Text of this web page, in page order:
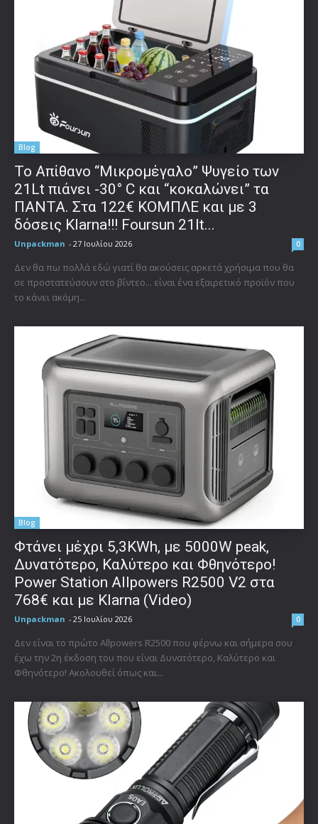
Blog
Το Απίθανο “Μικρομέγαλο” Ψυγείο των
21Lt πιάνει -30° C και “κοκαλώνει” τα
ΠΑΝΤΑ. Στα 122€ ΚΟΜΠΛΕ και με 3
δόσεις Klarna!!! Foursun 21lt...
Unpackman - 27 Ιουλίου 2026 0
Δεν θα πω πολλά εδώ γιατί θα ακούσεις αρκετά χρήσιμα που θα
σε προστατεύσουν στο βίντεο... είναι ένα εξαιρετικό προϊόν που
το κάνει ακόμη...
Blog
Φτάνει μέχρι 5,3KWh, με 5000W peak,
Δυνατότερο, Καλύτερο και Φθηνότερο!
Power Station Allpowers R2500 V2 στα
768€ και με Klarna (Video)
Unpackman - 25 Ιουλίου 2026 0
Δεν είναι το πρώτο Allpowers R2500 που φέρνω και σήμερα σου
έχω την 2η έκδοση του που είναι Δυνατότερο, Καλύτερο και
Φθηνότερο! Ακολουθεί όπως και...